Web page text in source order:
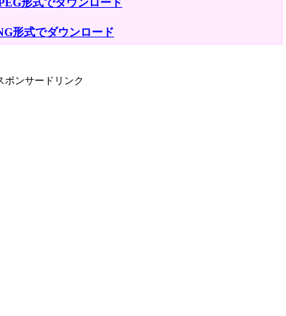
形式でダウンロード
形式でダウンロード
ポンサードリンク